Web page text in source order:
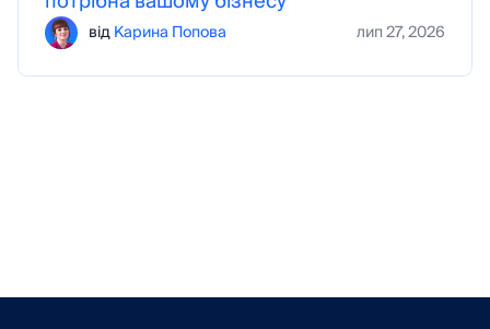
відКарина Попова лип 27, 2026